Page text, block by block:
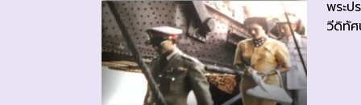
พระป
วีดิทั